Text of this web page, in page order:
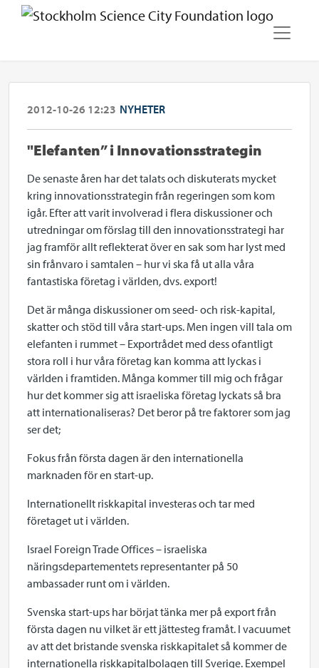
2012-10-26 12:23 NYHETER
"Elefanten” i Innovationsstrategin
De senaste åren har det talats och diskuterats mycket
kring innovationsstrategin från regeringen som kom
igår. Efter att varit involverad i flera diskussioner och
utredningar om förslag till den innovationsstrategi har
jag framför allt reflekterat över en sak som har lyst med
sin frånvaro i samtalen – hur vi ska få ut alla våra
fantastiska företag i världen, dvs. export!
Det är många diskussioner om seed- och risk-kapital,
skatter och stöd till våra start-ups. Men ingen vill tala om
elefanten i rummet – Exportrådet med dess ofantligt
stora roll i hur våra företag kan komma att lyckas i
världen i framtiden. Många kommer till mig och frågar
hur det kommer sig att israeliska företag lyckats så bra
att internationaliseras? Det beror på tre faktorer som jag
ser det;
Fokus från första dagen är den internationella
marknaden för en start-up.
Internationellt riskkapital investeras och tar med
företaget ut i världen.
Israel Foreign Trade Offices – israeliska
näringsdepartementets representanter på 50
ambassader runt om i världen.
Svenska start-ups har börjat tänka mer på export från
första dagen nu vilket är ett jättesteg framåt. I vacuumet
av att det bristande svenska riskkapitalet så kommer de
internationella riskkapitalbolagen till Sverige. Exempel